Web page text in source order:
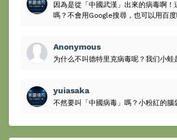
因為是從「中國武漢」出來的病毒啊！
嗎？不會用Google搜尋，也可以用百
Anonymous
为什么不叫德特里克病毒呢？我们小蛙
yuiasaka
不然要叫「中國病毒」嗎？小粉紅的腦